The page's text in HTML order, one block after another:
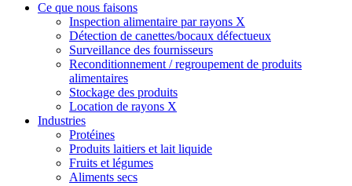
Ce que nous faisons
Inspection alimentaire par rayons X
Détection de canettes/bocaux défectueux
Surveillance des fournisseurs
Reconditionnement / regroupement de produits
alimentaires
Stockage des produits
Location de rayons X
Industries
Protéines
Produits laitiers et lait liquide
Fruits et légumes
Aliments secs